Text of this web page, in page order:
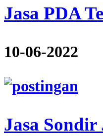
Jasa PDA
10-06-2022
Jasa Sondir